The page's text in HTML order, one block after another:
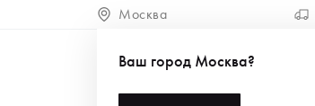
Москва
Ваш город Москва?